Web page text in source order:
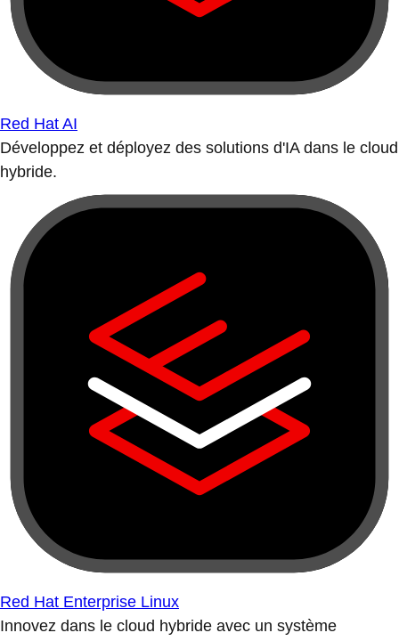
Red Hat AI
Développez et déployez des solutions d'IA dans le cloud
hybride.
Red Hat Enterprise Linux
Innovez dans le cloud hybride avec un système